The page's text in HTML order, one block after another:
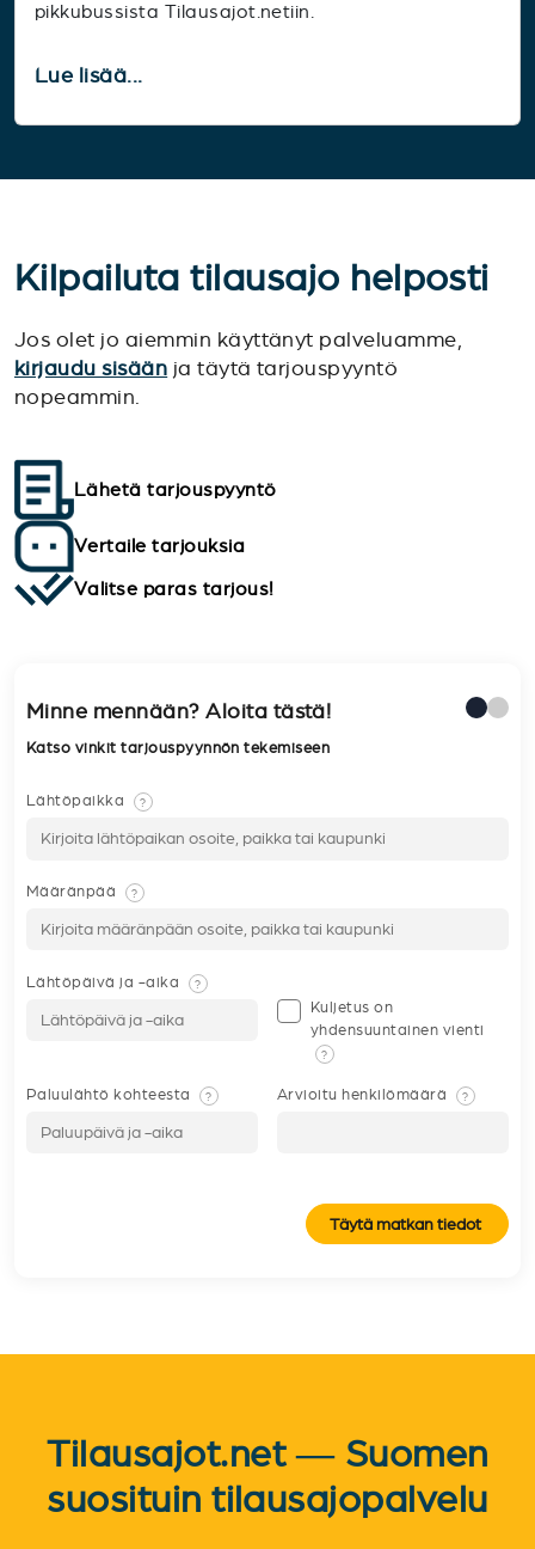
pikkubussista Tilausajot.netiin.
Lue lisää...
Kilpailuta tilausajo helposti
Jos olet jo aiemmin käyttänyt palveluamme,
kirjaudu sisään ja täytä tarjouspyyntö
nopeammin.
Lähetä tarjouspyyntö
Vertaile tarjouksia
Valitse paras tarjous!
Minne mennään? Aloita tästä!
Katso vinkit tarjouspyynnön tekemiseen
Lähtöpaikka ?
Määränpää ?
Lähtöpäivä ja -aika ?
Kuljetus on
yhdensuuntainen vienti
?
Paluulähtö kohteesta ? Arvioitu henkilömäärä ?
Täytä matkan tiedot
Tilausajot.net — Suomen
suosituin tilausajopalvelu